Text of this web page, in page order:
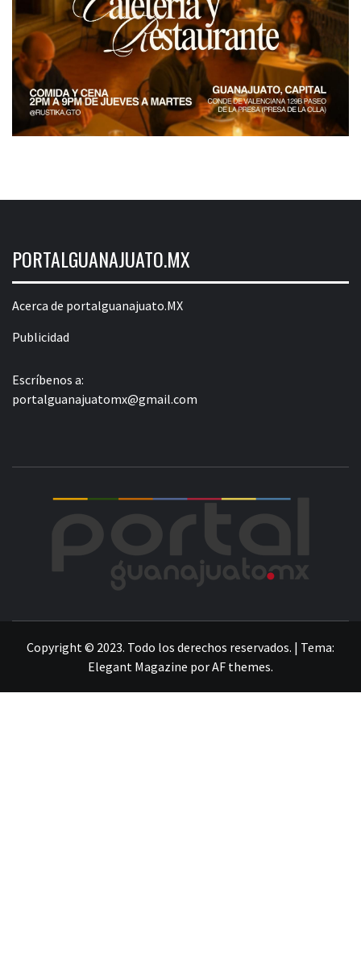
PORTALGUANAJUATO.MX
Acerca de portalguanajuato.MX
Publicidad
Escríbenos a:
portalguanajuatomx@gmail.com
Copyright © 2023. Todo los derechos reservados. | Tema:
Elegant Magazine porAF themes.